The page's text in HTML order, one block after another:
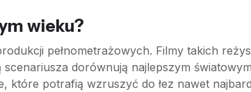
wieku?
pełnometrażowych. Filmy takich
scenariusza dorównują najlepszym
potrafią wzruszyć do łez nawet